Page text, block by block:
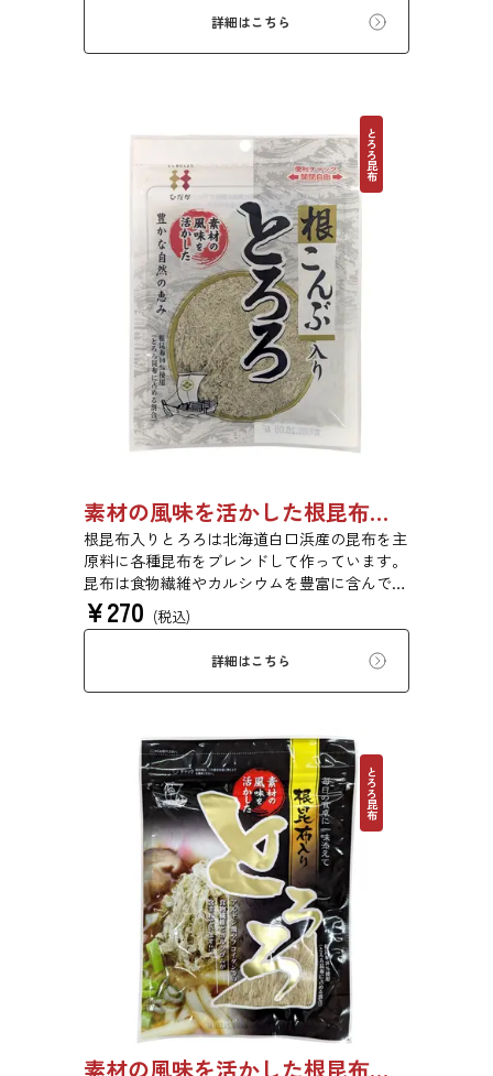
詳細はこちら
とろろ昆布
素材の風味を活かした根昆布入りとろろ 23g 単品 5袋セット 20袋セット 3481
根昆布入りとろろは北海道白口浜産の昆布を主
原料に各種昆布をブレンドして作っています。
昆布は食物繊維やカルシウムを豊富に含んでい
ます。薄くふんわりと削っており、ご飯やお吸
い物、うどんに入れて美味しく召し上がれま
す。お口の中でとろーり、つるっと広がる根昆
布入りとろろを是非ご賞味ください。
¥270 (税込)
詳細はこちら
とろろ昆布
素材の風味を活かした根昆布入りとろろ 65g 単品 5袋セット 20袋セット 1736